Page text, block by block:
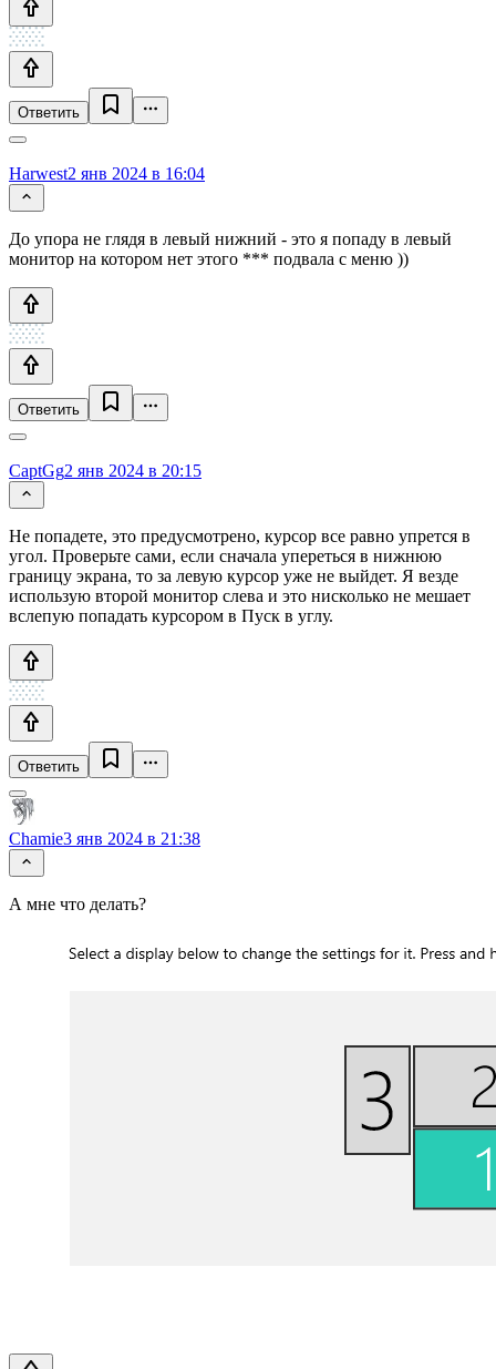
Ответить
Harwest2 янв 2024 в 16:04
До упора не глядя в левый нижний - это я попаду в левый
монитор на котором нет этого *** подвала с меню ))
Ответить
CaptGg2 янв 2024 в 20:15
Не попадете, это предусмотрено, курсор все равно упрется в
угол. Проверьте сами, если сначала упереться в нижнюю
границу экрана, то за левую курсор уже не выйдет. Я везде
использую второй монитор слева и это нисколько не мешает
вслепую попадать курсором в Пуск в углу.
Ответить
Chamie3 янв 2024 в 21:38
А мне что делать?